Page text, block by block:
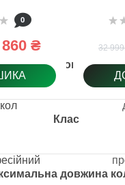
Тип товару
Клас
довжина
0
₴ 32